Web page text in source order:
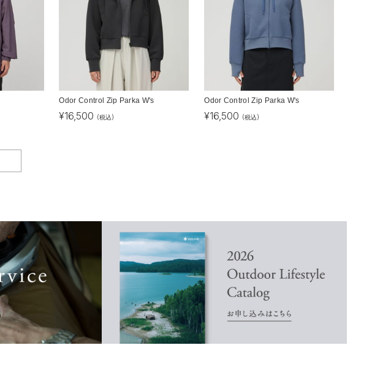
Odor Control Zip Parka W's
¥16,500 (税込)
Odor Control Zip Parka W's
¥16,500 (税込)